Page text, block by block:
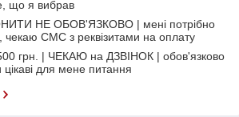
що я вибрав
НЕ ОБОВ'ЯЗКОВО | мені потрібно
СМС з реквізитами на оплату
500 грн. | ЧЕКАЮ на ДЗВІНОК | обов'язково
цікаві для мене питання